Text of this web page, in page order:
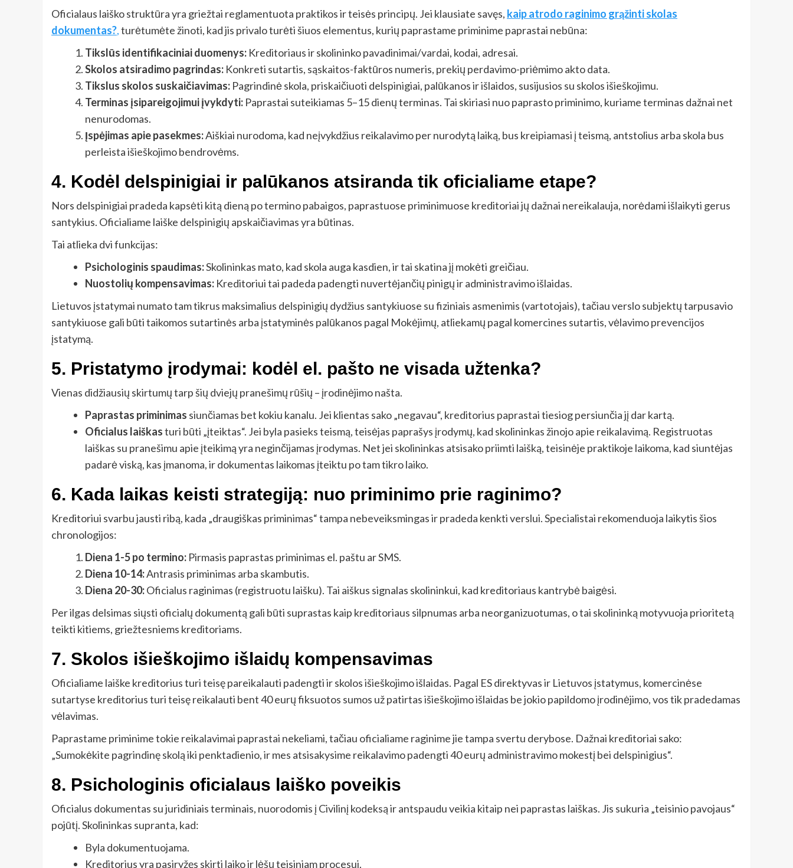
Oficialaus laiško struktūra yra griežtai reglamentuota praktikos ir teisės principų. Jei klausiate savęs, kaip atrodo raginimo grąžinti skolas
dokumentas?,turėtumėte žinoti, kad jis privalo turėti šiuos elementus, kurių paprastame priminime paprastai nebūna:
Tikslūs identifikaciniai duomenys: Kreditoriaus ir skolininko pavadinimai/vardai, kodai, adresai.
Skolos atsiradimo pagrindas: Konkreti sutartis, sąskaitos-faktūros numeris, prekių perdavimo-priėmimo akto data.
Tikslus skolos suskaičiavimas: Pagrindinė skola, priskaičiuoti delspinigiai, palūkanos ir išlaidos, susijusios su skolos išieškojimu.
Terminas įsipareigojimui įvykdyti: Paprastai suteikiamas 5–15 dienų terminas. Tai skiriasi nuo paprasto priminimo, kuriame terminas dažnai net
nenurodomas.
Įspėjimas apie pasekmes:Aiškiai nurodoma, kad neįvykdžius reikalavimo per nurodytą laiką, bus kreipiamasi į teismą, antstolius arba skola bus
perleista išieškojimo bendrovėms.
4. Kodėl delspinigiai ir palūkanos atsiranda tik oficialiame etape?
Nors delspinigiai pradeda kapsėti kitą dieną po termino pabaigos, paprastuose priminimuose kreditoriai jų dažnai nereikalauja, norėdami išlaikyti gerus
santykius. Oficialiame laiške delspinigių apskaičiavimas yra būtinas.
Tai atlieka dvi funkcijas:
Psichologinis spaudimas:Skolininkas mato, kad skola auga kasdien, ir tai skatina jį mokėti greičiau.
Nuostolių kompensavimas: Kreditoriui tai padeda padengti nuvertėjančių pinigų ir administravimo išlaidas.
Lietuvos įstatymai numato tam tikrus maksimalius delspinigių dydžius santykiuose su fiziniais asmenimis (vartotojais), tačiau verslo subjektų tarpusavio
santykiuose gali būti taikomos sutartinės arba įstatyminės palūkanos pagal Mokėjimų, atliekamų pagal komercines sutartis, vėlavimo prevencijos
įstatymą.
5. Pristatymo įrodymai: kodėl el. pašto ne visada užtenka?
Vienas didžiausių skirtumų tarp šių dviejų pranešimų rūšių – įrodinėjimo našta.
Paprastas priminimas siunčiamas bet kokiu kanalu. Jei klientas sako „negavau“, kreditorius paprastai tiesiog persiunčia jį dar kartą.
Oficialus laiškasturi būti „įteiktas“. Jei byla pasieks teismą, teisėjas paprašys įrodymų, kad skolininkas žinojo apie reikalavimą. Registruotas
laiškas su pranešimu apie įteikimą yra neginčijamas įrodymas. Net jei skolininkas atsisako priimti laišką, teisinėje praktikoje laikoma, kad siuntėjas
padarė viską, kas įmanoma, ir dokumentas laikomas įteiktu po tam tikro laiko.
6. Kada laikas keisti strategiją: nuo priminimo prie raginimo?
Kreditoriui svarbu jausti ribą, kada „draugiškas priminimas“ tampa nebeveiksmingas ir pradeda kenkti verslui. Specialistai rekomenduoja laikytis šios
chronologijos:
Diena 1-5 po termino: Pirmasis paprastas priminimas el. paštu ar SMS.
Diena 10-14:Antrasis priminimas arba skambutis.
Diena 20-30:Oficialus raginimas (registruotu laišku). Tai aiškus signalas skolininkui, kad kreditoriaus kantrybė baigėsi.
Per ilgas delsimas siųsti oficialų dokumentą gali būti suprastas kaip kreditoriaus silpnumas arba neorganizuotumas, o tai skolininką motyvuoja prioritetą
teikti kitiems, griežtesniems kreditoriams.
7. Skolos išieškojimo išlaidų kompensavimas
Oficialiame laiške kreditorius turi teisę pareikalauti padengti ir skolos išieškojimo išlaidas. Pagal ES direktyvas ir Lietuvos įstatymus, komercinėse
sutartyse kreditorius turi teisę reikalauti bent 40 eurų fiksuotos sumos už patirtas išieškojimo išlaidas be jokio papildomo įrodinėjimo, vos tik pradedamas
vėlavimas.
Paprastame priminime tokie reikalavimai paprastai nekeliami, tačiau oficialiame raginime jie tampa svertu derybose. Dažnai kreditoriai sako:
„Sumokėkite pagrindinę skolą iki penktadienio, ir mes atsisakysime reikalavimo padengti 40 eurų administravimo mokestį bei delspinigius“.
8. Psichologinis oficialaus laiško poveikis
Oficialus dokumentas su juridiniais terminais, nuorodomis į Civilinį kodeksą ir antspaudu veikia kitaip nei paprastas laiškas. Jis sukuria „teisinio pavojaus“
pojūtį. Skolininkas supranta, kad:
Byla dokumentuojama.
Kreditorius yra pasiryžęs skirti laiko ir lėšų teisiniam procesui.